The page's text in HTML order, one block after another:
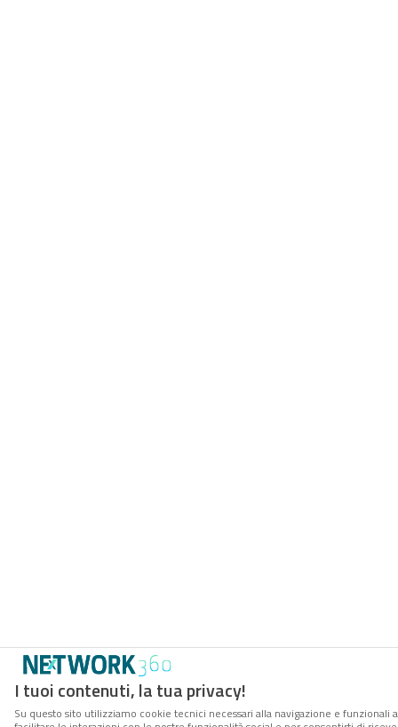
I tuoi contenuti, la tua privacy!
Su questo sito utilizziamo cookie tecnici necessari alla navigazione e